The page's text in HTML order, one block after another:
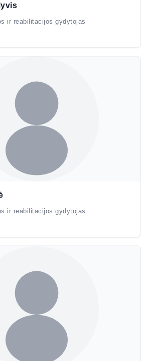
ir reabilitacijos gydytojas
ir reabilitacijos gydytojas